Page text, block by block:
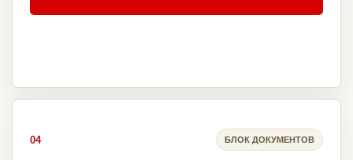
04 БЛОК ДОКУМЕНТОВ